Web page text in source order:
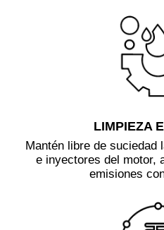
LIMPIEZA
Mantén libre de suciedad
e inyectores del motor,
emisiones